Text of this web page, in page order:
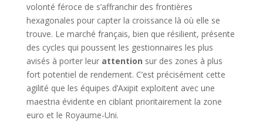
volonté féroce de s’affranchir des frontières
hexagonales pour capter la croissance là où elle se
trouve. Le marché français, bien que résilient, présente
des cycles qui poussent les gestionnaires les plus
avisés à porter leur attention sur des zones à plus
fort potentiel de rendement. C’est précisément cette
agilité que les équipes d’Axipit exploitent avec une
maestria évidente en ciblant prioritairement la zone
euro et le Royaume-Uni.